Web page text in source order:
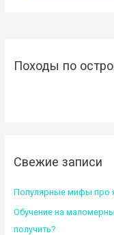
Походы по
Свежие записи
Популярные мифы про
Обучение на
получить?